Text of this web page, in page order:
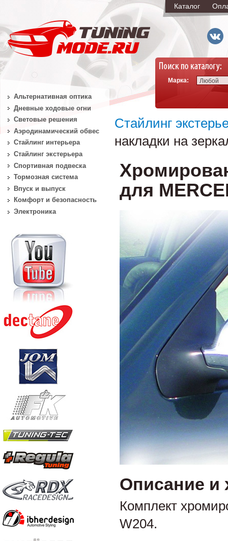
Каталог
Марка: Любой
Стайлинг
накладки на
для
Описание и
Комплект
W204.
Альтернативная оптика
Дневные ходовые огни
Световые решения
Аэродинамический обвес
Стайлинг интерьера
Стайлинг экстерьера
Спортивная подвеска
Тормозная система
Впуск и выпуск
Комфорт и безопасность
Электроника